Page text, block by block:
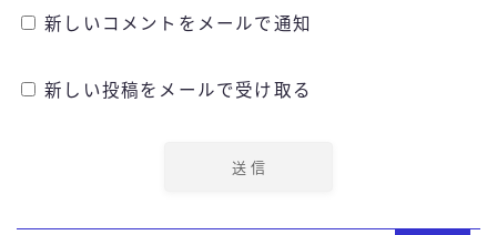
新しいコメントをメールで通知
新しい投稿をメールで受け取る